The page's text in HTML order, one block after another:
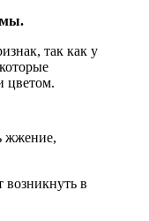
так как у
цветом.
жжение,
возникнуть в